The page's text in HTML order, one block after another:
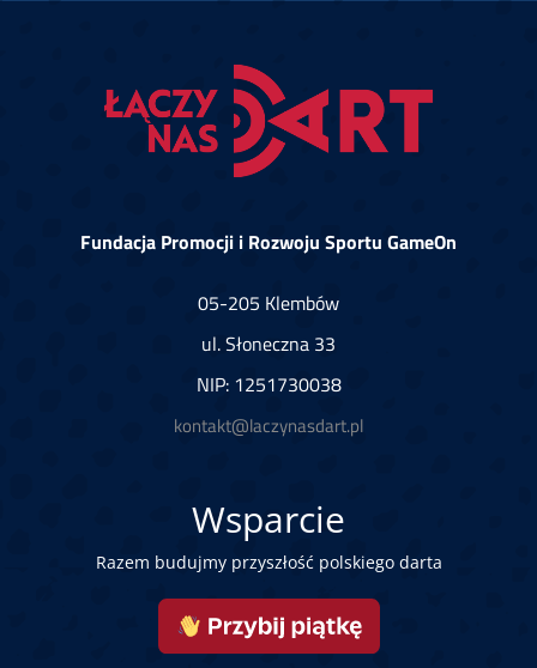
Fundacja Promocji i Rozwoju Sportu GameOn
05-205 Klembów
ul. Słoneczna 33
NIP: 1251730038
kontakt@laczynasdart.pl
Wsparcie
Razem budujmy przyszłość polskiego darta